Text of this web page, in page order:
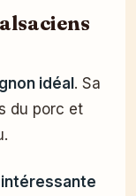
idéal . Sa
du porc et